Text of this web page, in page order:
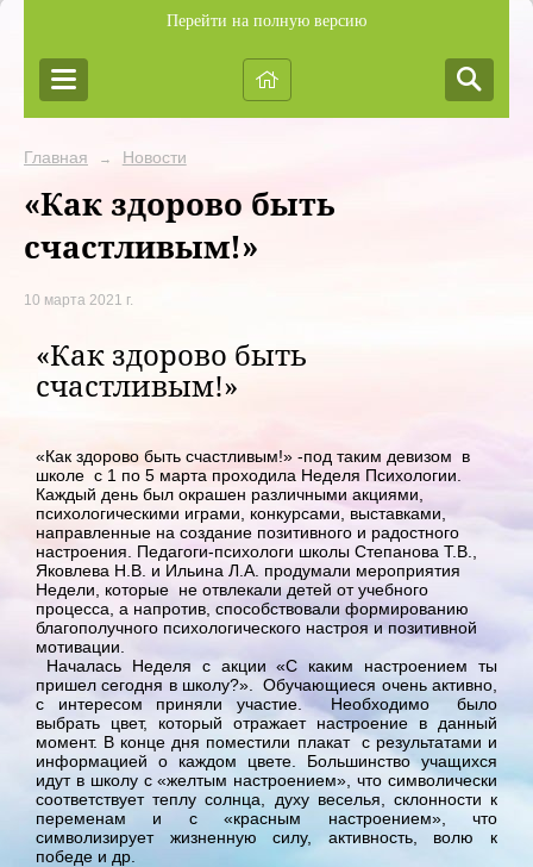
Перейти на полную версию
Главная → Новости
«Как здорово быть
счастливым!»
10 марта 2021 г.
«Как здорово быть
счастливым!»
«Как здорово быть счастливым!» -под таким девизом в
школе с 1 по 5 марта проходила Неделя Психологии.
Каждый день был окрашен различными акциями,
психологическими играми, конкурсами, выставками,
направленные на создание позитивного и радостного
настроения. Педагоги-психологи школы Степанова Т.В.,
Яковлева Н.В. и Ильина Л.А. продумали мероприятия
Недели, которые не отвлекали детей от учебного
процесса, а напротив, способствовали формированию
благополучного психологического настроя и позитивной
мотивации.
Началась Неделя с акции «С каким настроением ты
пришел сегодня в школу?». Обучающиеся очень активно,
с интересом приняли участие. Необходимо было
выбрать цвет, который отражает настроение в данный
момент. В конце дня поместили плакат с результатами и
информацией о каждом цвете. Большинство учащихся
идут в школу с «желтым настроением», что символически
соответствует теплу солнца, духу веселья, склонности к
переменам и с «красным настроением», что
символизирует жизненную силу, активность, волю к
победе и др.